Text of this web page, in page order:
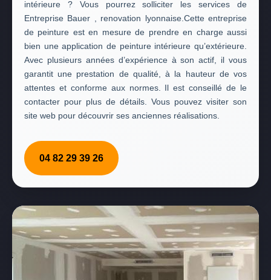
intérieure ? Vous pourrez solliciter les services de
Entreprise Bauer , renovation lyonnaise.Cette entreprise
de peinture est en mesure de prendre en charge aussi
bien une application de peinture intérieure qu’extérieure.
Avec plusieurs années d’expérience à son actif, il vous
garantit une prestation de qualité, à la hauteur de vos
attentes et conforme aux normes. Il est conseillé de le
contacter pour plus de détails. Vous pouvez visiter son
site web pour découvrir ses anciennes réalisations.
04 82 29 39 26